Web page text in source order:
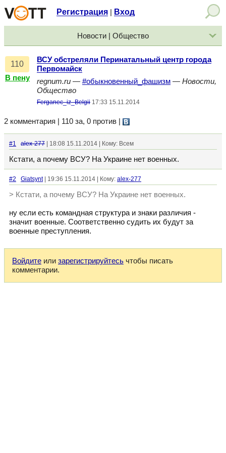
Регистрация Вход
Новости | Общество
110
В пену
ВСУ обстреляли Перинатальный центр города
Первомайск
regnum.ru — #обыкновенный_фашизм — Новости,
Общество
Ferganec_iz_Belgii 17:33 15.11.2014
2 комментария | 110 за, 0 против
#1 alex-277 | 18:08 15.11.2014 | Кому: Всем
Кстати, а почему ВСУ? На Украине нет военных.
#2 Giatsynt| 19:36 15.11.2014 | Кому: alex-277
> Кстати, а почему ВСУ? На Украине нет военных.
ну если есть командная структура и знаки различия -
значит военные. Соответственно судить их будут за
военные преступления.
Войдите или зарегистрируйтесь чтобы писать
комментарии.